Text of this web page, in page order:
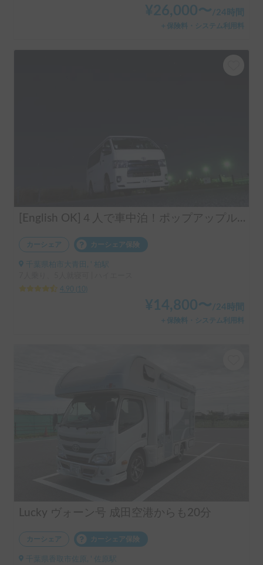
¥26,000〜 /24時間
＋保険料・システム利用料
[English OK]４人で車中泊！ポップアップルーフテントキャンピングハイエース
カーシェア カーシェア保険
千葉県柏市大青田, ' 柏駅
4.90
¥ 14,800〜 /24時間
＋保険料・システム利用料
Lucky ヴォーン号 成田空港からも20分
カーシェア カーシェア保険
千葉県香取市佐原, ' 佐原駅